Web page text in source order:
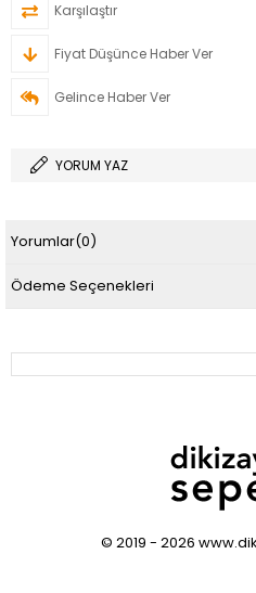
Karşılaştır
Fiyat Düşünce Haber Ver
Gelince Haber Ver
YORUM YAZ
Yorumlar(0)
Ödeme Seçenekleri
© 2019 - 2026